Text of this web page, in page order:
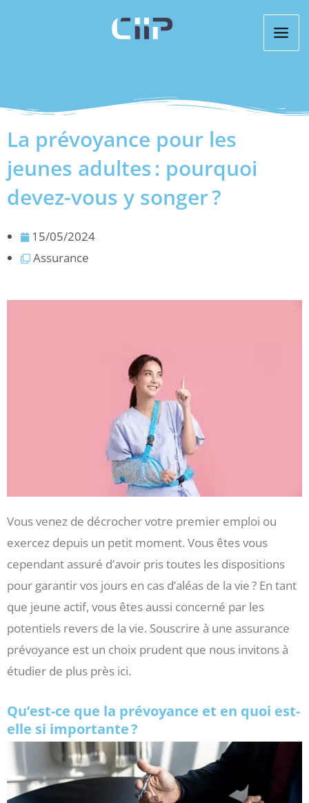
La prévoyance pour les
jeunes adultes : pourquoi
devez-vous y songer ?
15/05/2024
Assurance
Vous venez de décrocher votre premier emploi ou
exercez depuis un petit moment. Vous êtes vous
cependant assuré d’avoir pris toutes les dispositions
pour garantir vos jours en cas d’aléas de la vie ? En tant
que jeune actif, vous êtes aussi concerné par les
potentiels revers de la vie. Souscrire à une assurance
prévoyance est un choix prudent que nous invitons à
étudier de plus près ici.
Qu’est-ce que la prévoyance et en quoi est-
elle si importante ?